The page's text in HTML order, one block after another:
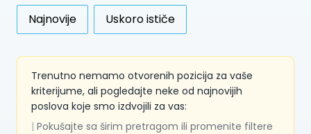
Najnovije Uskoro ističe
Trenutno nemamo otvorenih pozicija za vaše
kriterijume, ali pogledajte neke od najnovijih
poslova koje smo izdvojili za vas:
| Pokušajte sa širim pretragom ili promenite filtere